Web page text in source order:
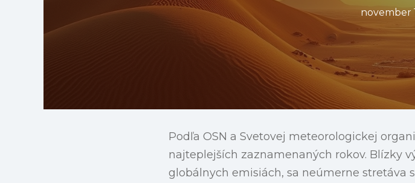
november
Podľa OSN a Svetovej meteorologickej
najteplejších zaznamenaných rokov. Blízky
globálnych emisiách, sa neúmerne stretáva